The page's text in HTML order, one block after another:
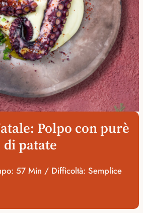
Polpo con purè
di patate
57 Min / Difficoltà: Semplice